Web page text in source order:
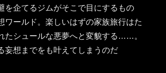
を企てるジムがそこで目にするもの
ワールド。楽しいはずの家族旅行はた
たシュールな悪夢へと変貌する……。
妄想までをも叶えてしまうのだ